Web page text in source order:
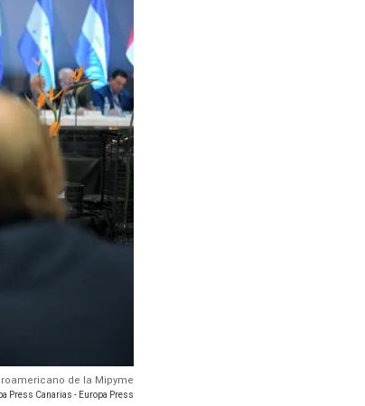
de la Mipyme
Press Canarias - Europa Press